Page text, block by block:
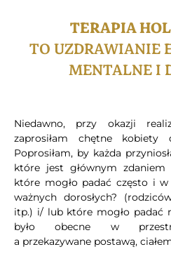
TERAPIA
TO UZDRAWIANIE
MENTALNE I
Niedawno, przy okazji
zaprosiłam chętne kobiety
Poprosiłam, by każda
które jest głównym zdaniem
które mogło padać często i
ważnych dorosłych?
itp.) i/ lub które mogło padać
było obecne w
a przekazywane postawą,